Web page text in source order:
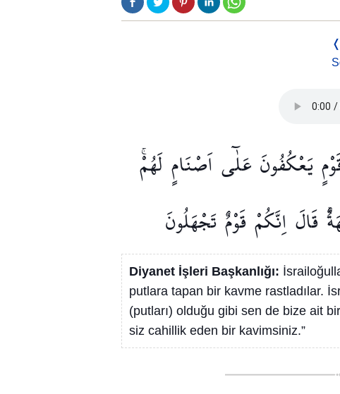
يَعْكُفُونَ عَلٰٓىاَصْنَامٍلَهُمْۚ
قَالَاِنَّكُمْ قَوْمٌتَجْهَلُونَ
Diyanet İşleri Başkanlığı:
putlara tapan bir kavme rastladılar.
(putları) olduğu gibi sen de bize ait
siz cahillik eden bir kavimsiniz.”